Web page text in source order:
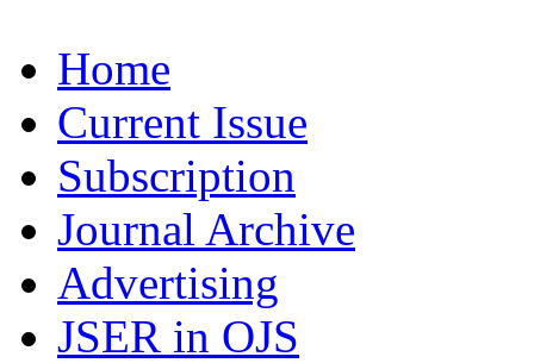
Home
Current Issue
Subscription
Journal Archive
Advertising
JSER in OJS